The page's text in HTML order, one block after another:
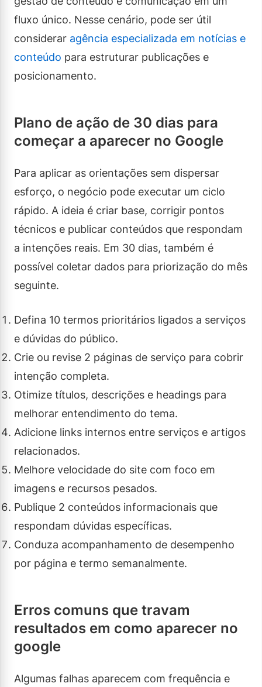
fluxo único. Nesse cenário, pode ser útil
considerar agência especializada em notícias e
conteúdo para estruturar publicações e
posicionamento.
Plano de ação de 30 dias para
começar a aparecer no Google
Para aplicar as orientações sem dispersar
esforço, o negócio pode executar um ciclo
rápido. A ideia é criar base, corrigir pontos
técnicos e publicar conteúdos que respondam
a intenções reais. Em 30 dias, também é
possível coletar dados para priorização do mês
seguinte.
Defina 10 termos prioritários ligados a serviços
e dúvidas do público.
Crie ou revise 2 páginas de serviço para cobrir
intenção completa.
Otimize títulos, descrições e headings para
melhorar entendimento do tema.
Adicione links internos entre serviços e artigos
relacionados.
Melhore velocidade do site com foco em
imagens e recursos pesados.
Publique 2 conteúdos informacionais que
respondam dúvidas específicas.
Conduza acompanhamento de desempenho
por página e termo semanalmente.
Erros comuns que travam
resultados em como aparecer no
google
Algumas falhas aparecem com frequência e